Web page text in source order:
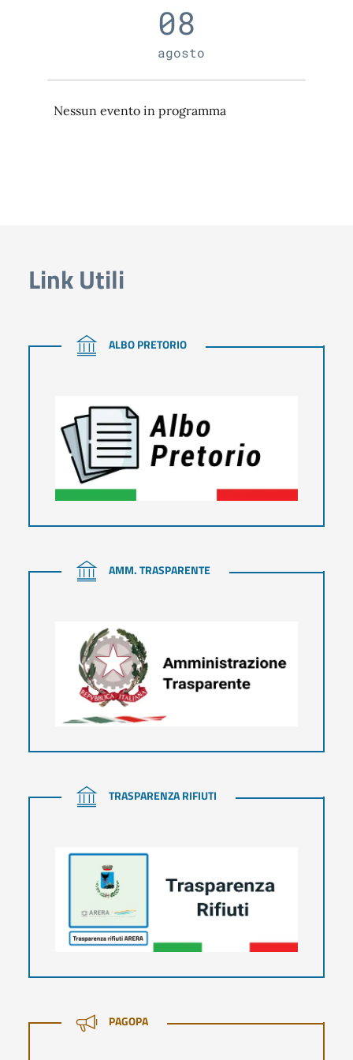
08
agosto
Nessun evento in programma
Link Utili
ALBO PRETORIO
ALBO PRETORIO
AMM. TRASPARENTE
AMM. TRASPARENTE
TRASPARENZA RIFIUTI
TRASPARENZA RIFIUTI
PAGOPA
PAGOPA